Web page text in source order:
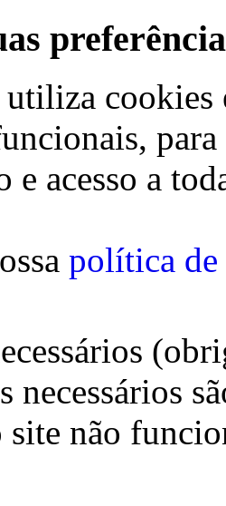
cookies
e acesso a
política de
necessários
site não